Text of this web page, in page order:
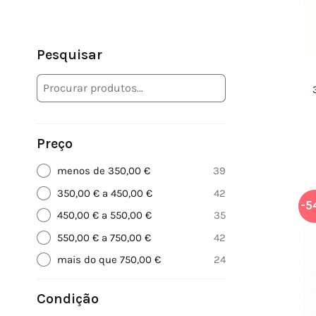
Pesquisar
Preço
menos de 350,00 €
39
350,00 € a 450,00 €
42
450,00 € a 550,00 €
35
550,00 € a 750,00 €
42
mais do que 750,00 €
24
Condição
-